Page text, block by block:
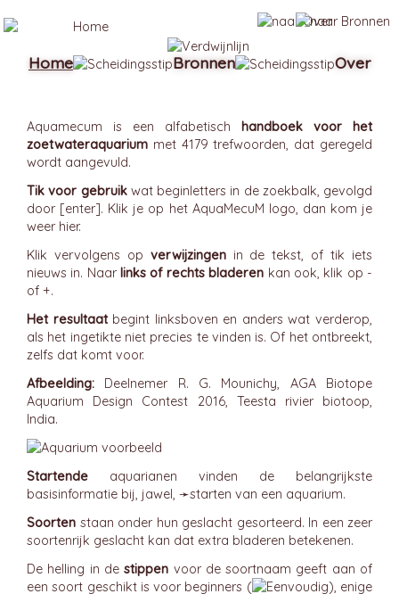
Aquamecum is een alfabetisch handboek voor het
zoetwateraquarium met 4179 trefwoorden, dat geregeld
wordt aangevuld.
Tik voor gebruikwat beginletters in de zoekbalk, gevolgd
door [enter]. Klik je op het AquaMecuM logo, dan kom je
weer hier.
Klik vervolgens op verwijzingenin de tekst, of tik iets
nieuws in. Naarlinks of rechts bladeren kan ook, klik op -
of +.
Het resultaatbegint linksboven en anders wat verderop,
als het ingetikte niet precies te vinden is. Of het ontbreekt,
zelfs dat komt voor.
Afbeelding: Deelnemer R. G. Mounichy, AGA Biotope
Aquarium Design Contest 2016, Teesta rivier biotoop,
India.
Startende aquarianen vinden de belangrijkste
basisinformatie bij, jawel, ➛starten van een aquarium.
Soorten staan onder hun geslacht gesorteerd. In een zeer
soortenrijk geslacht kan dat extra bladeren betekenen.
De helling in destippen voor de soortnaam geeft aan of
een soort geschikt is voor beginners (
), enige
Home Bronnen Over